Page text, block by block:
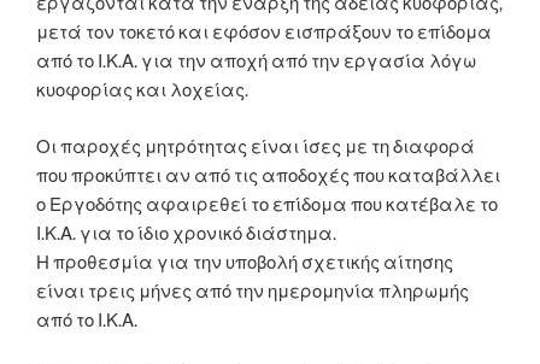
μετά τον τοκετό και εφόσον εισπράξουν το επίδομα
από το Ι.Κ.Α. για την αποχή από την εργασία λόγω
κυοφορίας και λοχείας.
Οι παροχές μητρότητας είναι ίσες με τη διαφορά
που προκύπτει αν από τις αποδοχές που καταβάλλει
ο Εργοδότης αφαιρεθεί το επίδομα που κατέβαλε το
Ι.Κ.Α. για το ίδιο χρονικό διάστημα.
Η προθεσμία για την υποβολή σχετικής αίτησης
είναι τρεις μήνες από την ημερομηνία πληρωμής
από το Ι.Κ.Α.